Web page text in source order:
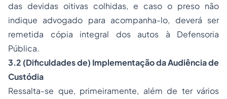
das devidas oitivas colhidas, e caso o preso não
indique advogado para acompanha-lo, deverá ser
remetida cópia integral dos autos à Defensoria
Pública.
3.2 (Dificuldades de) Implementação da Audiência de
Custódia
Ressalta-se que, primeiramente, além de ter vários